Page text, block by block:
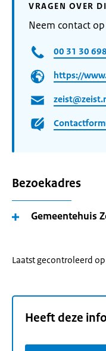
VRAGEN OVER
Neem contact
00 31 30
https://
Bezoekadres
Gemeentehuis
Laatst gecontroleerd
Heeft deze